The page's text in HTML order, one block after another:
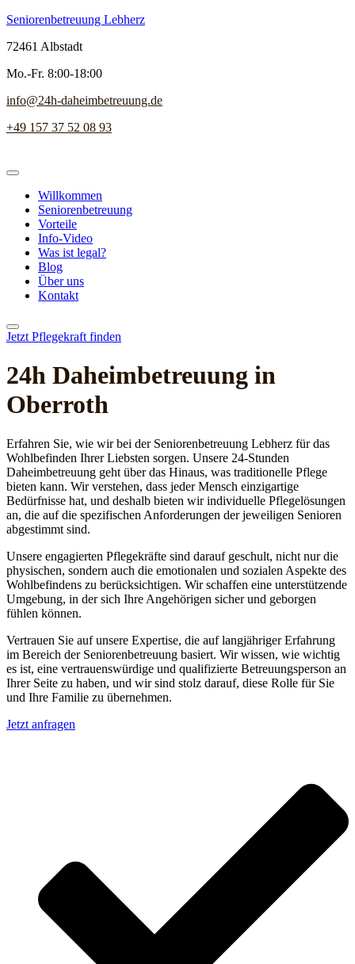
Seniorenbetreuung Lebherz
72461 Albstadt
Mo.-Fr. 8:00-18:00
info@24h-daheimbetreuung.de
+49 157 37 52 08 93
Willkommen
Seniorenbetreuung
Vorteile
Info-Video
Was ist legal?
Blog
Über uns
Kontakt
Jetzt Pflegekraft finden
24h Daheim­betreuung in
Oberroth
Erfahren Sie, wie wir bei der Seniorenbetreuung Lebherz für das
Wohlbefinden Ihrer Liebsten sorgen. Unsere 24-Stunden
Daheimbetreuung geht über das Hinaus, was traditionelle Pflege
bieten kann. Wir verstehen, dass jeder Mensch einzigartige
Bedürfnisse hat, und deshalb bieten wir individuelle Pflegelösungen
an, die auf die spezifischen Anforderungen der jeweiligen Senioren
abgestimmt sind.
Unsere engagierten Pflegekräfte sind darauf geschult, nicht nur die
physischen, sondern auch die emotionalen und sozialen Aspekte des
Wohlbefindens zu berücksichtigen. Wir schaffen eine unterstützende
Umgebung, in der sich Ihre Angehörigen sicher und geborgen
fühlen können.
Vertrauen Sie auf unsere Expertise, die auf langjähriger Erfahrung
im Bereich der Seniorenbetreuung basiert. Wir wissen, wie wichtig
es ist, eine vertrauenswürdige und qualifizierte Betreuungsperson an
Ihrer Seite zu haben, und wir sind stolz darauf, diese Rolle für Sie
und Ihre Familie zu übernehmen.
Jetzt anfragen